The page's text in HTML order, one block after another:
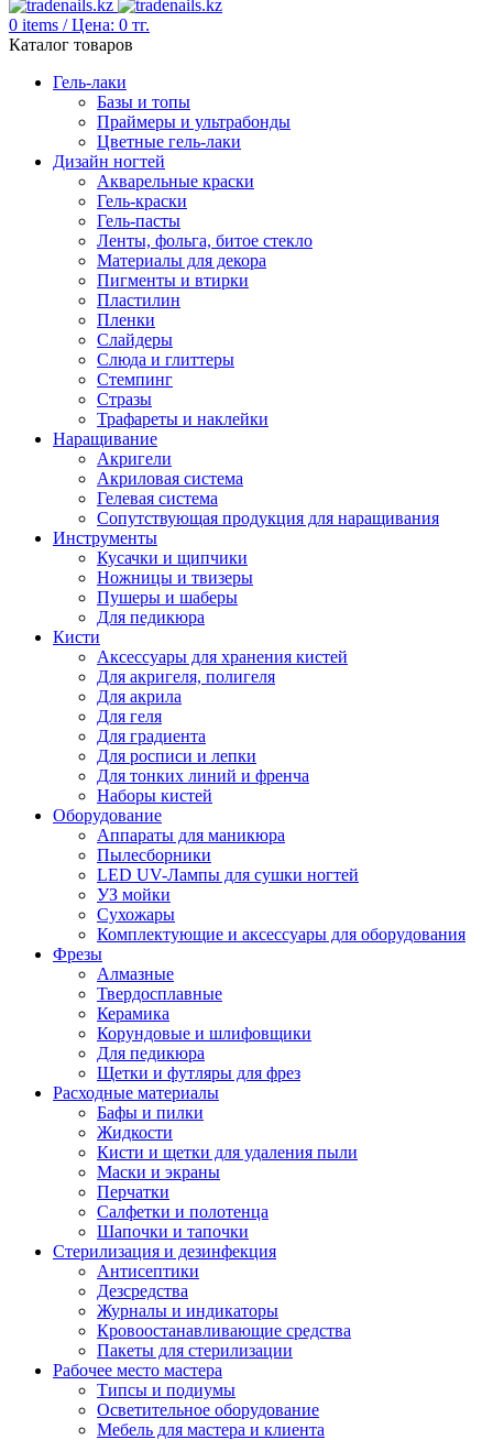
0 items / Цена: 0 тг.
Каталог товаров
Гель-лаки
Базы и топы
Праймеры и ультрабонды
Цветные гель-лаки
Дизайн ногтей
Акварельные краски
Гель-краски
Гель-пасты
Ленты, фольга, битое стекло
Материалы для декора
Пигменты и втирки
Пластилин
Пленки
Слайдеры
Слюда и глиттеры
Стемпинг
Стразы
Трафареты и наклейки
Наращивание
Акригели
Акриловая система
Гелевая система
Сопутствующая продукция для наращивания
Инструменты
Кусачки и щипчики
Ножницы и твизеры
Пушеры и шаберы
Для педикюра
Кисти
Аксессуары для хранения кистей
Для акригеля, полигеля
Для акрила
Для геля
Для градиента
Для росписи и лепки
Для тонких линий и френча
Наборы кистей
Оборудование
Аппараты для маникюра
Пылесборники
LED UV-Лампы для сушки ногтей
УЗ мойки
Сухожары
Комплектующие и аксессуары для оборудования
Фрезы
Алмазные
Твердосплавные
Керамика
Корундовые и шлифовщики
Для педикюра
Щетки и футляры для фрез
Расходные материалы
Бафы и пилки
Жидкости
Кисти и щетки для удаления пыли
Маски и экраны
Перчатки
Салфетки и полотенца
Шапочки и тапочки
Стерилизация и дезинфекция
Антисептики
Дезсредства
Журналы и индикаторы
Кровоостанавливающие средства
Пакеты для стерилизации
Рабочее место мастера
Типсы и подиумы
Осветительное оборудование
Мебель для мастера и клиента